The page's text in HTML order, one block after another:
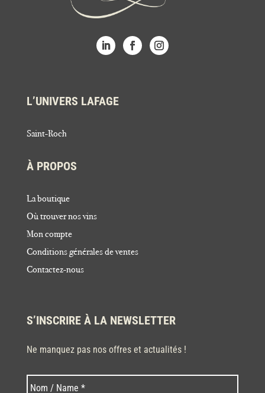
L’UNIVERS LAFAGE
Saint-Roch
À PROPOS
La boutique
Où trouver nos vins
Mon compte
Conditions générales de ventes
Contactez-nous
S’INSCRIRE À LA NEWSLETTER
Ne manquez pas nos offres et actualités !
Nom * Nom